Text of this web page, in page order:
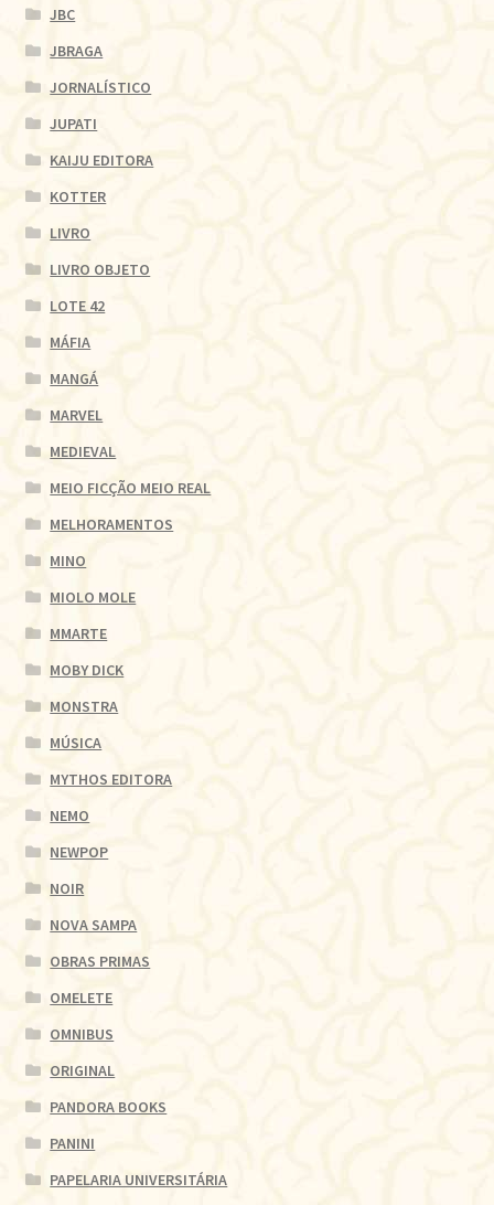
JBC
JBRAGA
JORNALÍSTICO
JUPATI
KAIJU EDITORA
KOTTER
LIVRO
LIVRO OBJETO
LOTE 42
MÁFIA
MANGÁ
MARVEL
MEDIEVAL
MEIO FICÇÃO MEIO REAL
MELHORAMENTOS
MINO
MIOLO MOLE
MMARTE
MOBY DICK
MONSTRA
MÚSICA
MYTHOS EDITORA
NEMO
NEWPOP
NOIR
NOVA SAMPA
OBRAS PRIMAS
OMELETE
OMNIBUS
ORIGINAL
PANDORA BOOKS
PANINI
PAPELARIA UNIVERSITÁRIA